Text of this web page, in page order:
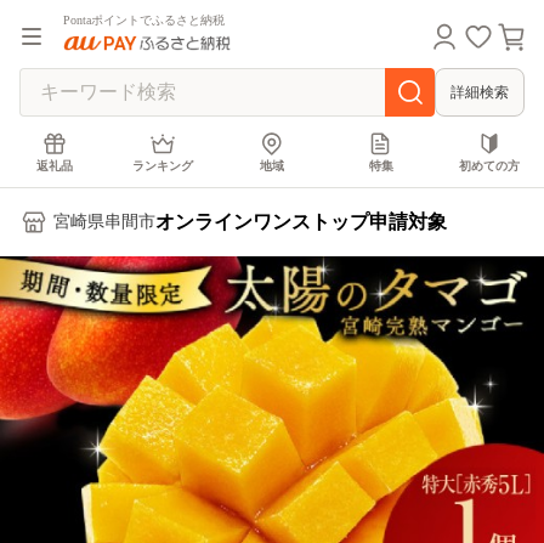
Pontaポイントでふるさと納税
詳細検索
返礼品 ランキング 地域 特集 初めての方
宮崎県串間市オンラインワンストップ申請対象